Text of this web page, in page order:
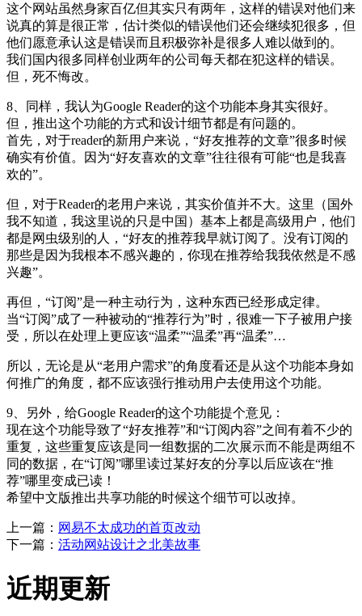
这个网站虽然身家百亿但其实只有两年，这样的错误对他们来
说真的算是很正常，估计类似的错误他们还会继续犯很多，但
他们愿意承认这是错误而且积极弥补是很多人难以做到的。
我们国内很多同样创业两年的公司每天都在犯这样的错误。
但，死不悔改。
8、同样，我认为Google Reader的这个功能本身其实很好。
但，推出这个功能的方式和设计细节都是有问题的。
首先，对于reader的新用户来说，“好友推荐的文章”很多时候
确实有价值。因为“好友喜欢的文章”往往很有可能“也是我喜
欢的”。
但，对于Reader的老用户来说，其实价值并不大。这里（国外
我不知道，我这里说的只是中国）基本上都是高级用户，他们
都是网虫级别的人，“好友的推荐我早就订阅了。没有订阅的
那些是因为我根本不感兴趣的，你现在推荐给我我依然是不感
兴趣”。
再但，“订阅”是一种主动行为，这种东西已经形成定律。
当“订阅”成了一种被动的“推荐行为”时，很难一下子被用户接
受，所以在处理上更应该“温柔”“温柔”再“温柔”…
所以，无论是从“老用户需求”的角度看还是从这个功能本身如
何推广的角度，都不应该强行推动用户去使用这个功能。
9、另外，给Google Reader的这个功能提个意见：
现在这个功能导致了“好友推荐”和“订阅内容”之间有着不少的
重复，这些重复应该是同一组数据的二次展示而不能是两组不
同的数据，在“订阅”哪里读过某好友的分享以后应该在“推
荐”哪里变成已读！
希望中文版推出共享功能的时候这个细节可以改掉。
上一篇： 网易不太成功的首页改动
下一篇： 活动网站设计之北美故事
近期更新